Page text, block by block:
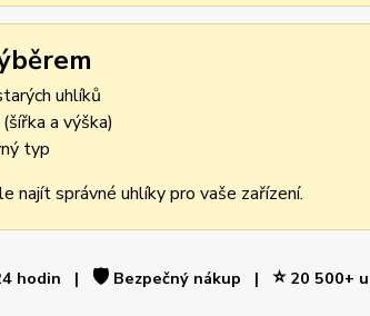
uhlíků
a výška)
typ
najít správné uhlíky pro vaše zařízení.
hodin | 🛡️Bezpečný nákup | ⭐20 500+